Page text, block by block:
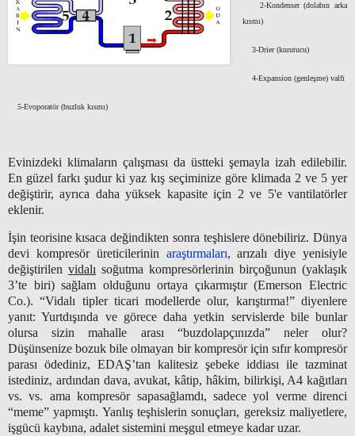
2-Kondenser (dolabın arka
kısmı)
3-Drier (kurutucu)
4-Expansion (genleşme) valfi
5-Evoporatör (buzluk kısmı)
Evinizdeki klimaların çalışması da üstteki şemayla izah edilebilir.
En güzel farkı şudur ki yaz kış seçiminize göre klimada 2 ve 5 yer
değiştirir, ayrıca daha yüksek kapasite için 2 ve 5'e vantilatörler
eklenir.
İşin teorisine kısaca değindikten sonra teşhislere dönebiliriz. Dünya
devi kompresör üreticilerinin araştırmaları, arızalı diye yenisiyle
değiştirilen vidalı soğutma kompresörlerinin birçoğunun (yaklaşık
3’te biri) sağlam olduğunu ortaya çıkarmıştır (Emerson Electric
Co.). “Vidalı tipler ticari modellerde olur, karıştırma!” diyenlere
yanıt: Yurtdışında ve görece daha yetkin servislerde bile bunlar
olursa sizin mahalle arası “buzdolapçınızda” neler olur?
Düşünsenize bozuk bile olmayan bir kompresör için sıfır kompresör
parası ödediniz, EDAŞ’tan kalitesiz şebeke iddiası ile tazminat
istediniz, ardından dava, avukat, kâtip, hâkim, bilirkişi, A4 kağıtları
vs. vs. ama kompresör sapasağlamdı, sadece yol verme direnci
“meme” yapmıştı. Yanlış teşhislerin sonuçları, gereksiz maliyetlere,
işgücü kaybına, adalet sistemini meşgul etmeye kadar uzar.